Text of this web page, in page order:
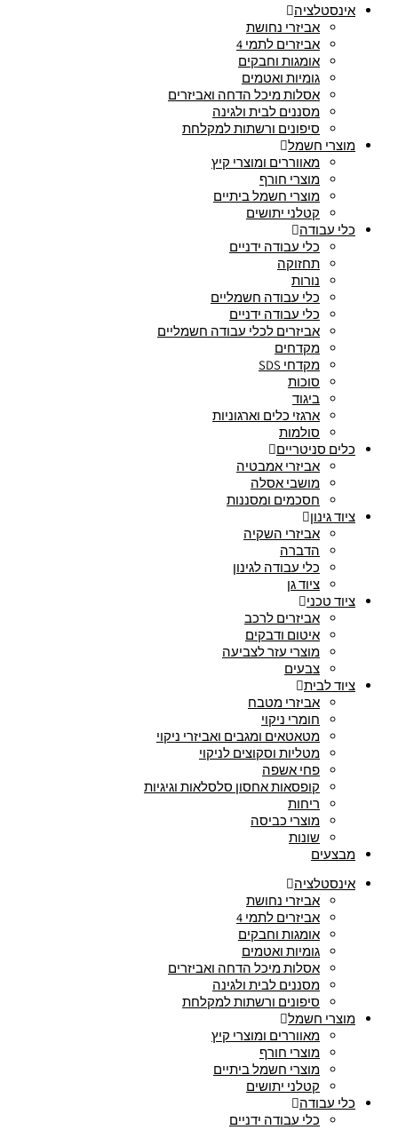
אינסטלציה
אביזרי נחושת
אביזרים לתמי 4
אומגות וחבקים
גומיות ואטמים
אסלות מיכל הדחה ואביזרים
מסננים לבית ולגינה
סיפונים ורשתות למקלחת
מוצרי חשמל
מאווררים ומוצרי קיץ
מוצרי חורף
מוצרי חשמל ביתיים
קטלני יתושים
כלי עבודה
כלי עבודה ידניים
תחזוקה
נורות
כלי עבודה חשמליים
כלי עבודה ידניים
אביזרים לכלי עבודה חשמליים
מקדחים
מקדחי SDS
סוכות
ביגוד
ארגזי כלים וארגוניות
סולמות
כלים סניטריים
אביזרי אמבטיה
מושבי אסלה
חסכמים ומסננות
ציוד גינון
אביזרי השקיה
הדברה
כלי עבודה לגינון
ציוד גן
ציוד טכני
אביזרים לרכב
איטום ודבקים
מוצרי עזר לצביעה
צבעים
ציוד לבית
אביזרי מטבח
חומרי ניקוי
מטאטאים ומגבים ואביזרי ניקוי
מטליות וסקוצים לניקוי
פחי אשפה
קופסאות אחסון סלסלאות וגיגיות
ריחות
מוצרי כביסה
שונות
מבצעים
אינסטלציה
אביזרי נחושת
אביזרים לתמי 4
אומגות וחבקים
גומיות ואטמים
אסלות מיכל הדחה ואביזרים
מסננים לבית ולגינה
סיפונים ורשתות למקלחת
מוצרי חשמל
מאווררים ומוצרי קיץ
מוצרי חורף
מוצרי חשמל ביתיים
קטלני יתושים
כלי עבודה
כלי עבודה ידניים